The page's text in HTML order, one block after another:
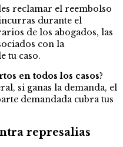
reclamar el reembolso
durante el
de los abogados, las
con la
tu caso.
en todos los casos?
si ganas la demanda, el
demandada cubra tus
represalias